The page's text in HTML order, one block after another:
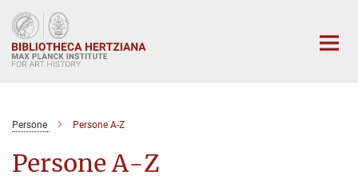
Main-
Content
Persone Persone A-Z
Persone A-Z